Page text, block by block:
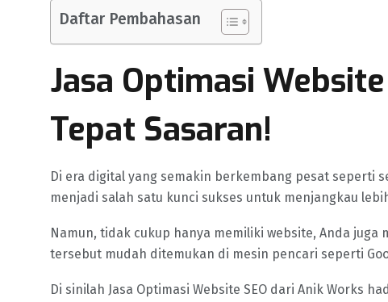
Daftar Pembahasan
Jasa Optimasi
Tepat Sasaran!
Di era digital yang semakin berkembang pesat seperti
menjadi salah satu kunci sukses untuk menjangkau
Namun, tidak cukup hanya memiliki website, Anda
tersebut mudah ditemukan di mesin pencari seperti
Di sinilah Jasa Optimasi Website SEO dari Anik Works